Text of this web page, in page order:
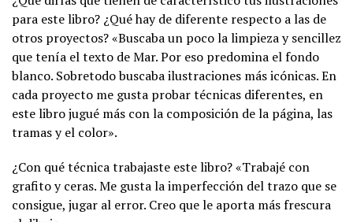
para este libro? ¿Qué hay de diferente respecto a las de
otros proyectos? «Buscaba un poco la limpieza y sencillez
que tenía el texto de Mar. Por eso predomina el fondo
blanco. Sobretodo buscaba ilustraciones más icónicas. En
cada proyecto me gusta probar técnicas diferentes, en
este libro jugué más con la composición de la página, las
tramas y el color».
¿Con qué técnica trabajaste este libro? «Trabajé con
grafito y ceras. Me gusta la imperfección del trazo que se
consigue, jugar al error. Creo que le aporta más frescura